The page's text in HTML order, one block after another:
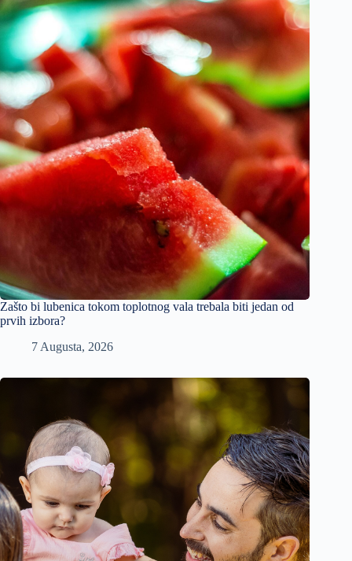
Zašto bi lubenica tokom toplotnog vala trebala biti jedan od
prvih izbora?
7 Augusta, 2026